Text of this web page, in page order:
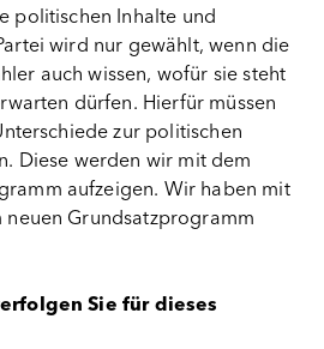
politischen Inhalte und
wird nur gewählt, wenn die
auch wissen, wofür sie steht
dürfen. Hierfür müssen
zur politischen
Diese werden wir mit dem
aufzeigen. Wir haben mit
neuen Grundsatzprogramm
Sie für dieses